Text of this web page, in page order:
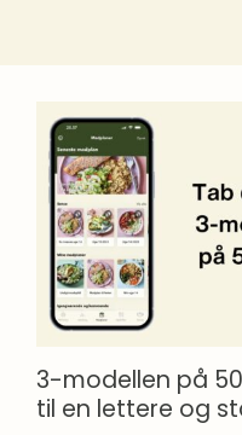
3-modellen på
til en lettere og